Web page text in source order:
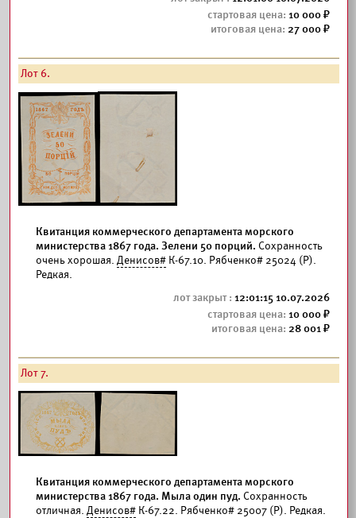
10 000
27 000
Лот 6.
Квитанция коммерческого департамента морского
министерства 1867 года. Зелени 50 порций. Сохранность
очень хорошая. Денисов# К-67.10. Рябченко# 25024 (Р).
Редкая.
12:01:15 10.07.2026
10 000
28 001
Лот 7.
Квитанция коммерческого департамента морского
министерства 1867 года. Мыла один пуд. Сохранность
отличная. Денисов# К-67.22. Рябченко# 25007 (Р). Редкая.